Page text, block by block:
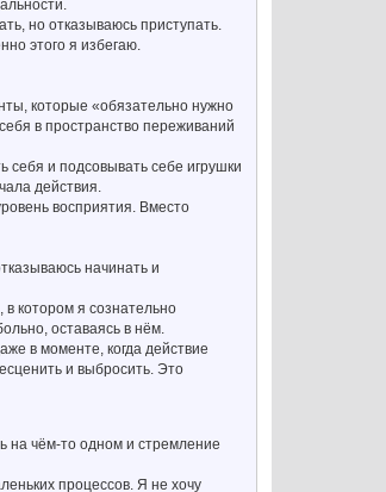
но отказываюсь приступать.
этого я избегаю.
которые «обязательно нужно
в пространство переживаний
себя и подсовывать себе игрушки
действия.
восприятия. Вместо
начинать и
котором я сознательно
оставаясь в нём.
в моменте, когда действие
и выбросить. Это
на чём-то одном и стремление
процессов. Я не хочу